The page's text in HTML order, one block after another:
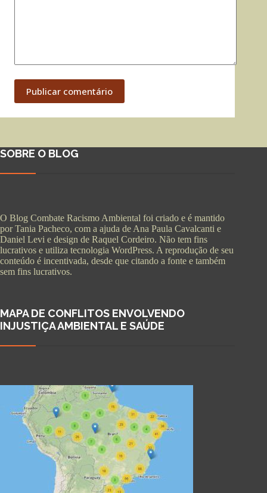
Publicar comentário
SOBRE O BLOG
O Blog Combate Racismo Ambiental foi criado e é mantido
por Tania Pacheco, com a ajuda de Ana Paula Cavalcanti e
Daniel Levi e design de Raquel Cordeiro. Não tem fins
lucrativos e utiliza tecnologia WordPress. A reprodução de seu
conteúdo é incentivada, desde que citando a fonte e também
sem fins lucrativos.
MAPA DE CONFLITOS ENVOLVENDO
INJUSTIÇA AMBIENTAL E SAÚDE